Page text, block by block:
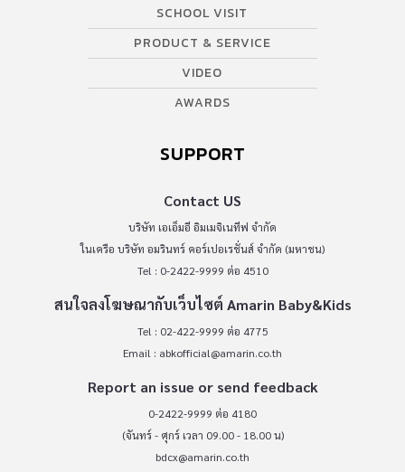
SCHOOL VISIT
PRODUCT & SERVICE
VIDEO
AWARDS
SUPPORT
Contact US
บริษัท เอเอ็มอี อิมเมจิเนทีฟ จำกัด
ในเครือ บริษัท อมรินทร์ คอร์เปอเรชั่นส์ จำกัด (มหาชน)
Tel : 0-2422-9999 ต่อ 4510
สนใจลงโฆษณากับเว็บไซต์ Amarin Baby&Kids
Tel : 02-422-9999 ต่อ 4775
Email : abkofficial@amarin.co.th
Report an issue or send feedback
0-2422-9999 ต่อ 4180
(จันทร์ - ศุกร์ เวลา 09.00 - 18.00 น)
bdcx@amarin.co.th